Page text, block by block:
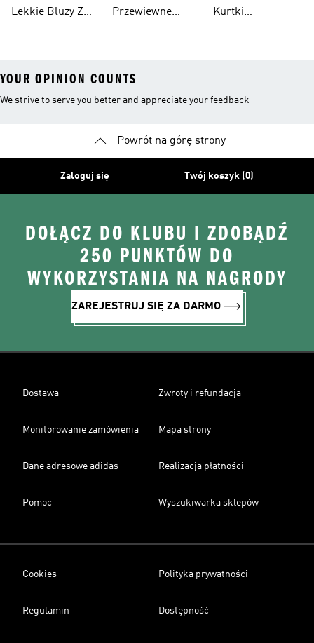
Lekkie Bluzy Z
Przewiewne
Kurtki
YOUR OPINION COUNTS
We strive to serve you better and appreciate your feedback
Powrót na górę strony
Zaloguj się Twój koszyk (0)
DOŁĄCZ DO KLUBU I ZDOBĄDŹ
250 PUNKTÓW DO
WYKORZYSTANIA NA NAGRODY
ZAREJESTRUJ SIĘ ZA DARMO
Dostawa Zwroty i refundacja
Monitorowanie zamówienia Mapa strony
Dane adresowe adidas Realizacja płatności
Pomoc Wyszukiwarka sklepów
Cookies Polityka prywatności
Regulamin Dostępność